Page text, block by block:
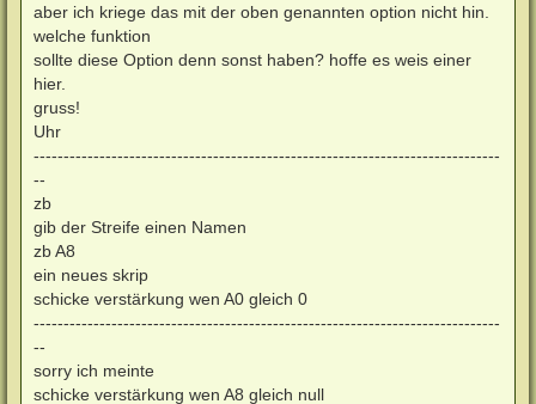
aber ich kriege das mit der oben genannten option nicht hin.
welche funktion
sollte diese Option denn sonst haben? hoffe es weis einer
hier.
gruss!
Uhr
------------------------------------------------------------------------------
--
zb
gib der Streife einen Namen
zb A8
ein neues skrip
schicke verstärkung wen A0 gleich 0
------------------------------------------------------------------------------
--
sorry ich meinte
schicke verstärkung wen A8 gleich null